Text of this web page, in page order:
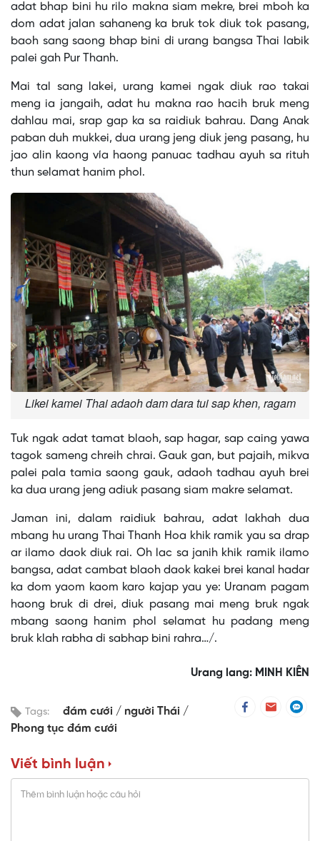
adat bhap bini hu rilo makna siam mekre, brei mboh ka
dom adat jalan sahaneng ka bruk tok diuk tok pasang,
baoh sang saong bhap bini di urang bangsa Thai labik
palei gah Pur Thanh.
Mai tal sang lakei, urang kamei ngak diuk rao takai
meng ia jangaih, adat hu makna rao hacih bruk meng
dahlau mai, srap gap ka sa raidiuk bahrau. Dang Anak
paban duh mukkei, dua urang jeng diuk jeng pasang, hu
jao alin kaong vía haong panuac tadhau ayuh sa rituh
thun selamat hanim phol.
Likei kamei Thai adaoh dam dara tui sap khen, ragam
Tuk ngak adat tamat blaoh, sap hagar, sap caing yawa
tagok sameng chreih chrai. Gauk gan, but pajaih, mikva
palei pala tamia saong gauk, adaoh tadhau ayuh brei
ka dua urang jeng adiuk pasang siam makre selamat.
Jaman ini, dalam raidiuk bahrau, adat lakhah dua
mbang hu urang Thai Thanh Hoa khik ramik yau sa drap
ar ilamo daok diuk rai. Oh lac sa janih khik ramik ilamo
bangsa, adat cambat blaoh daok kakei brei kanal hadar
ka dom yaom kaom karo kajap yau ye: Uranam pagam
haong bruk di drei, diuk pasang mai meng bruk ngak
mbang saong hanim phol selamat hu padang meng
bruk klah rabha di sabhap bini rahra…/.
Urang lang: MINH KIÊN
Tags: đám cưới
người Thái
Phong tục đám cưới
Viết bình luận